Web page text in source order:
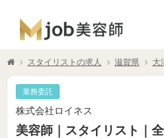
スタイリストの求人 滋賀県 大
業務委託
株式会社ロイネス
美容師｜スタイリスト｜